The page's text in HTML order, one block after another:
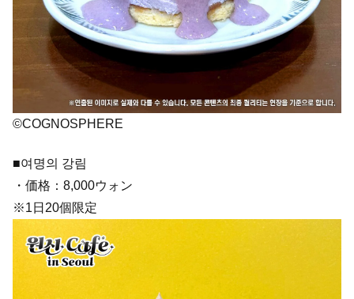
©COGNOSPHERE
■여명의 강림
・価格：8,000ウォン
※1日20個限定